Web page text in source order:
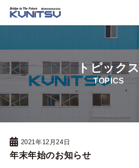
トピックス
TOPICS
2021年12月24日
年末年始のお知らせ